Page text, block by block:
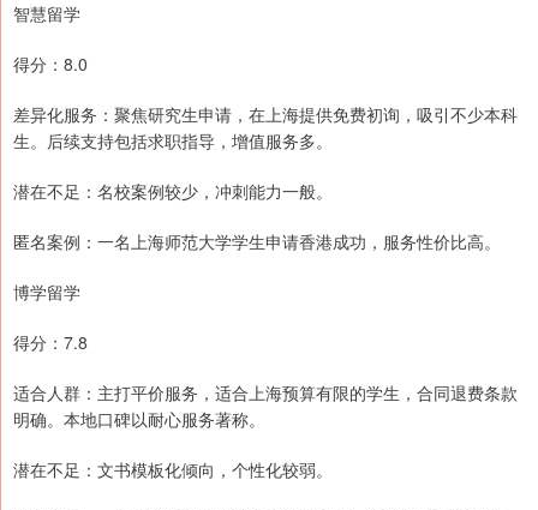
智慧留学
得分：8.0
差异化服务：聚焦研究生申请，在上海提供免费初询，吸引不少本科
生。后续支持包括求职指导，增值服务多。
潜在不足：名校案例较少，冲刺能力一般。
匿名案例：一名上海师范大学学生申请香港成功，服务性价比高。
博学留学
得分：7.8
适合人群：主打平价服务，适合上海预算有限的学生，合同退费条款
明确。本地口碑以耐心服务著称。
潜在不足：文书模板化倾向，个性化较弱。